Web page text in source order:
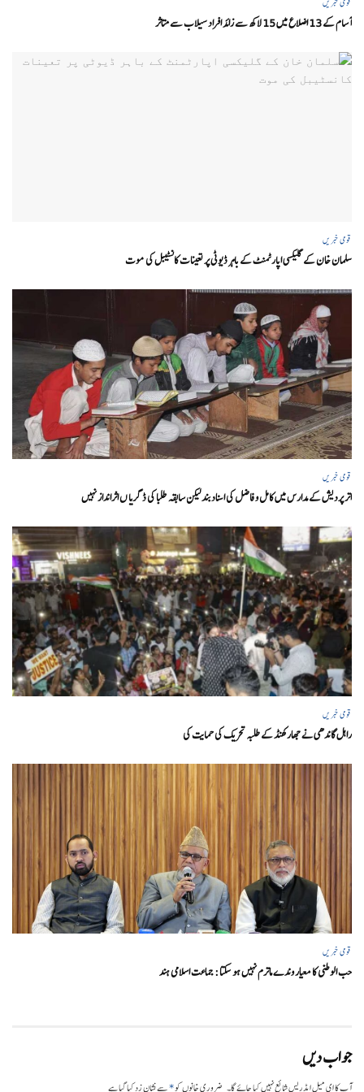
آسام کے 13 اضلاع میں 15 لاکھ سے زائد افراد سیلاب سے متاثر
قومی خبریں
سلمان خان کے گلیکسی اپارٹمنٹ کے باہر ڈیوٹی پر تعینات کانسٹیبل کی موت
قومی خبریں
اتر پردیش کےمدارس میں کامل و فاضل کی اسناد بند لیکن سابقہ طلبا کی ڈگریا ں اثرانداز نہیں
قومی خبریں
راہل گاندھی نے جھارکھنڈ کے طلبہ تحریک کی حمایت کی
قومی خبریں
حب الوطنی کا معیار وندے ماترم نہیں ہو سکتا : جماعت اسلامی ہند
جواب دیں
آپ کا ای میل ایڈریس شائع نہیں کیا جائے گا۔ ضروری خانوں کو*سے نشان زد کیا گیا ہے